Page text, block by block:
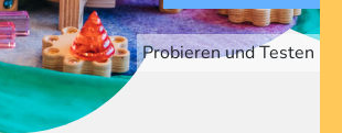
Probieren und Testen